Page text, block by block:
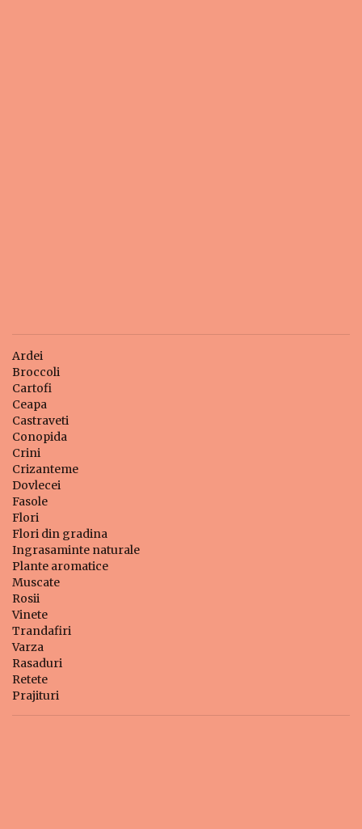
Ardei
Broccoli
Cartofi
Ceapa
Castraveti
Conopida
Crini
Crizanteme
Dovlecei
Fasole
Flori
Flori din gradina
Ingrasaminte naturale
Plante aromatice
Muscate
Rosii
Vinete
Trandafiri
Varza
Rasaduri
Retete
Prajituri